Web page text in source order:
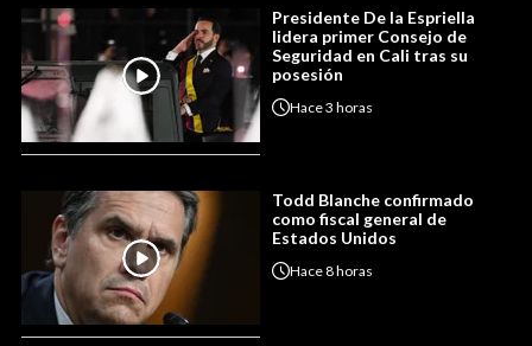
Presidente De la Espriella
lidera primer Consejo de
Seguridad en Cali tras su
posesión
Hace3 horas
Todd Blanche confirmado
como fiscal general de
Estados Unidos
Hace8 horas